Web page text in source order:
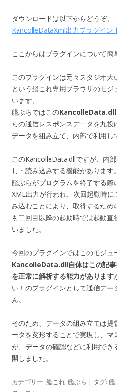
ダウンロードは以下からどうぞ。
KancolleDataXml出力プラグイン
ここからはプラグインについて簡
このプラグインは元々スタジオ大
という艦これ専用ブラウザのモ
います。
艦ぶらではこのKancolleData.dll
らの通信レスポンスデータを丸
データを組み立て、内部で利用し
このKancolleData.dllですが、内
し・読み込みする機能があります。
艦ぶらがプログラムを終了する
XML出力が行われ、次回起動時
み込むことにより、取得するため
も二回目以降の起動時では起動
いました。
今回のプラグインではこのモジュ
KancolleData.dll自体はこの記事
を正常に解析する能力があります
い！のプラグインとして通信デ
ん。
そのため、データの組み立ては
ータを変形することで実現し、 マ
が、データの確認などに利用で
開しました。
カテゴリー: 艦これ,艦ぶら | タグ: 艦